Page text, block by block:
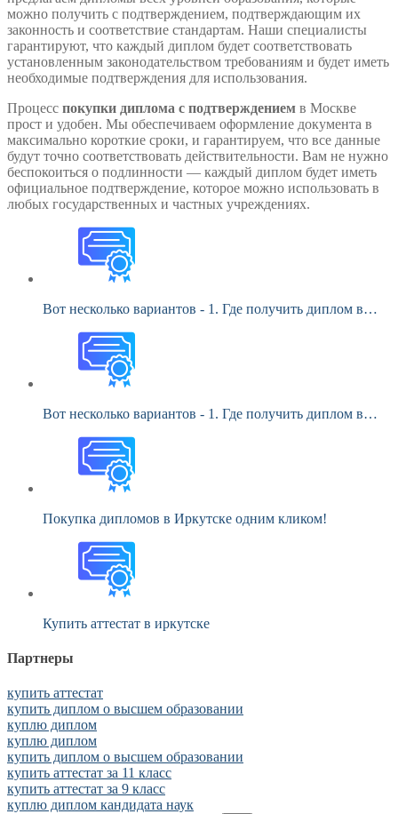
можно получить с подтверждением, подтверждающим их
законность и соответствие стандартам. Наши специалисты
гарантируют, что каждый диплом будет соответствовать
установленным законодательством требованиям и будет иметь
необходимые подтверждения для использования.
Процесс покупки диплома с подтверждением в Москве
прост и удобен. Мы обеспечиваем оформление документа в
максимально короткие сроки, и гарантируем, что все данные
будут точно соответствовать действительности. Вам не нужно
беспокоиться о подлинности — каждый диплом будет иметь
официальное подтверждение, которое можно использовать в
любых государственных и частных учреждениях.
Вот несколько вариантов - 1. Где получить диплом в…
Вот несколько вариантов - 1. Где получить диплом в…
Покупка дипломов в Иркутске одним кликом!
Купить аттестат в иркутске
Партнеры
купить аттестат
купить диплом о высшем образовании
куплю диплом
куплю диплом
купить диплом о высшем образовании
купить аттестат за 11 класс
купить аттестат за 9 класс
куплю диплом кандидата наук